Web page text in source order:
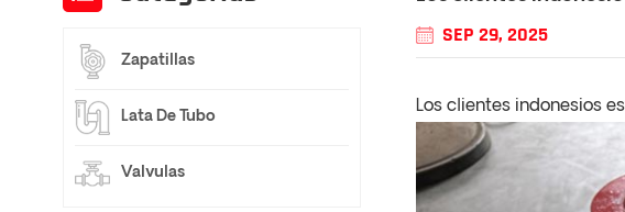
SEP 29, 2025
Los clientes indonesios
Zapatillas
Lata De Tubo
Valvulas